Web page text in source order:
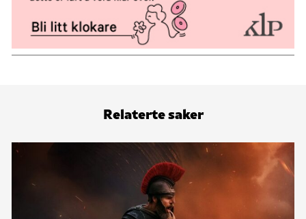
Relaterte saker